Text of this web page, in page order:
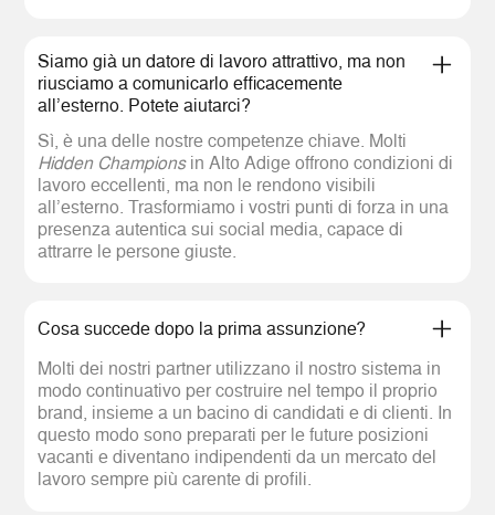
Siamo già un datore di lavoro attrattivo, ma non
riusciamo a comunicarlo efficacemente
all’esterno. Potete aiutarci?
Sì, è una delle nostre competenze chiave. Molti
Hidden Championsin Alto Adige offrono condizioni di
lavoro eccellenti, ma non le rendono visibili
all’esterno. Trasformiamo i vostri punti di forza in una
presenza autentica sui social media, capace di
attrarre le persone giuste.
Cosa succede dopo la prima assunzione?
Molti dei nostri partner utilizzano il nostro sistema in
modo continuativo per costruire nel tempo il proprio
brand, insieme a un bacino di candidati e di clienti. In
questo modo sono preparati per le future posizioni
vacanti e diventano indipendenti da un mercato del
lavoro sempre più carente di profili.